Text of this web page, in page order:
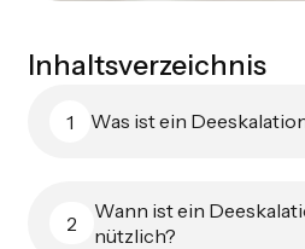
Inhaltsverzeichnis
1 Was ist ein
2
Wann ist ein
nützlich?